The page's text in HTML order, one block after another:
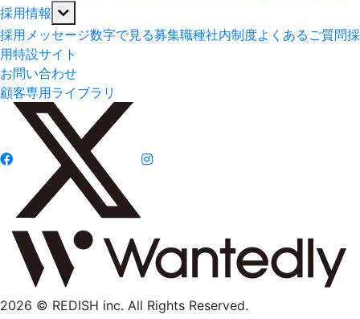
採用情報
採用メッセージ数字で見る募集職種社内制度よくあるご質問採
用特設サイト
お問い合わせ
顧客専用ライブラリ
2026 © REDISH inc. All Rights Reserved.